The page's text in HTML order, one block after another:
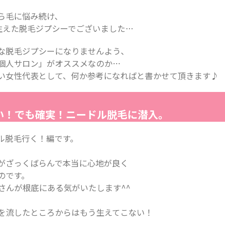
に悩み続け、
た脱毛ジプシーでございました…
毛ジプシーになりませんよう、
人サロン」がオススメなのか…
女性代表として、何か参考になればと書かせて頂きます♪
でも確実！ニードル脱毛に潜入。
毛行く！編です。
ざっくばらんで本当に心地が良く
す。
んが根底にある気がいたします^^
したところからはもう生えてこない！